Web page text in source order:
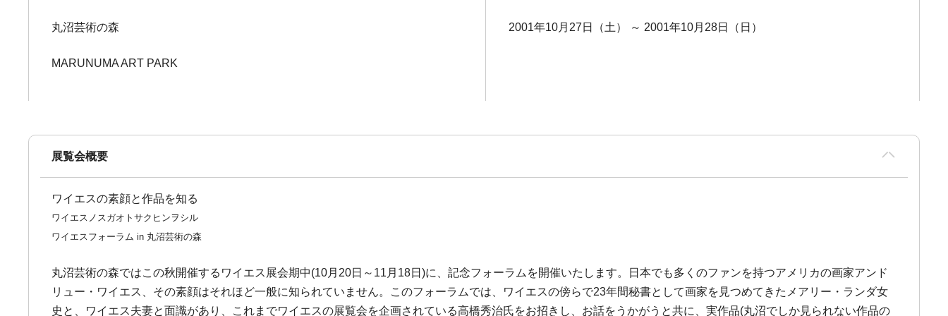
丸沼芸術の森
MARUNUMA ART PARK
2001年10月27日（土） ～ 2001年10月28日（日）
展覧会概要
ワイエスの素顔と作品を知る
ワイエスノスガオトサクヒンヲシル
ワイエスフォーラム in 丸沼芸術の森
丸沼芸術の森ではこの秋開催するワイエス展会期中(10月20日～11月18日)に、記念フォーラムを開催いたします。日本でも多くのファンを持つアメリカの画家アンド
リュー・ワイエス、その素顔はそれほど一般に知られていません。このフォーラムでは、ワイエスの傍らで23年間秘書として画家を見つめてきたメアリー・ランダ女
史と、ワイエス夫妻と面識があり、これまでワイエスの展覧会を企画されている高橋秀治氏をお招きし、お話をうかがうと共に、実作品(丸沼でしか見られない作品の